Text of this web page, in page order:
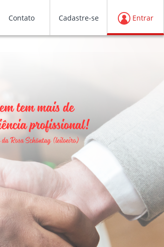
Contato Cadastre-se Entrar